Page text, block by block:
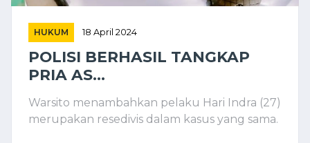
HUKUM 18 April 2024
POLISI BERHASIL TANGKAP
PRIA AS...
Warsito menambahkan pelaku Hari Indra (27)
merupakan resedivis dalam kasus yang sama.